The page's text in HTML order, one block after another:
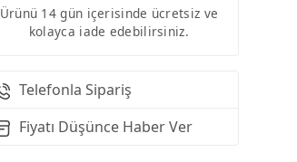
Ürünü 14 gün içerisinde ücretsiz ve
kolayca iade edebilirsiniz.
Telefonla Sipariş
Fiyatı Düşünce Haber Ver